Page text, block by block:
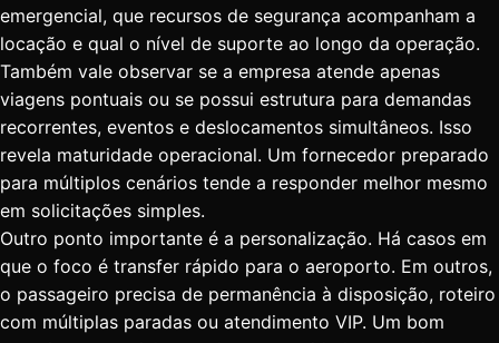
emergencial, que recursos de segurança acompanham a
locação e qual o nível de suporte ao longo da operação.
Também vale observar se a empresa atende apenas
viagens pontuais ou se possui estrutura para demandas
recorrentes, eventos e deslocamentos simultâneos. Isso
revela maturidade operacional. Um fornecedor preparado
para múltiplos cenários tende a responder melhor mesmo
em solicitações simples.
Outro ponto importante é a personalização. Há casos em
que o foco é transfer rápido para o aeroporto. Em outros,
o passageiro precisa de permanência à disposição, roteiro
com múltiplas paradas ou atendimento VIP. Um bom